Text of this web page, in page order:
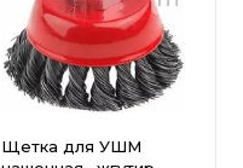
Щетка для УШМ